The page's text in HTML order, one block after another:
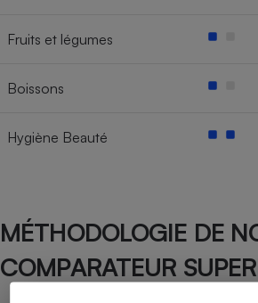
Fruits et légumes
Boissons
Hygiène Beauté
MÉTHODOLOGIE DE
COMPARATEUR